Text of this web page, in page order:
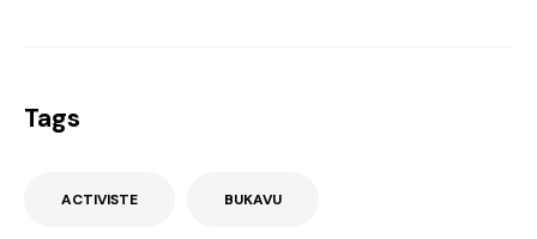
Tags
ACTIVISTE BUKAVU